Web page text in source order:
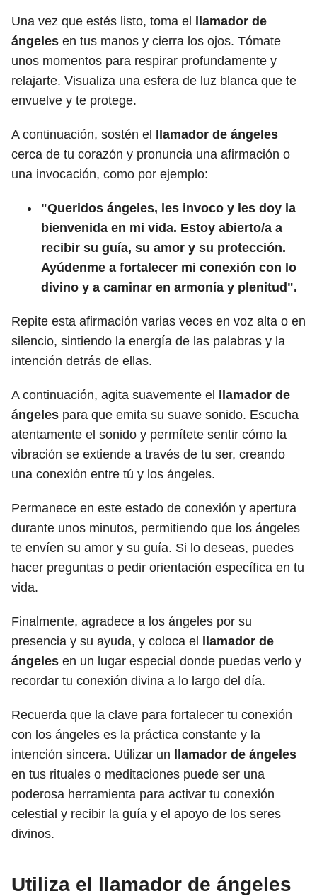
Una vez que estés listo, toma el
llamador de
ángeles en tus manos y cierra los ojos. Tómate
unos momentos para respirar profundamente y
relajarte. Visualiza una esfera de luz blanca que te
envuelve y te protege.
A continuación, sostén el
llamador de ángeles
cerca de tu corazón y pronuncia una afirmación o
una invocación, como por ejemplo:
"Queridos ángeles, les invoco y les doy la
bienvenida en mi vida. Estoy abierto/a a
recibir su guía, su amor y su protección.
Ayúdenme a fortalecer mi conexión con lo
divino y a caminar en armonía y plenitud".
Repite esta afirmación varias veces en voz alta o en
silencio, sintiendo la energía de las palabras y la
intención detrás de ellas.
A continuación, agita suavemente el
llamador de
ángeles para que emita su suave sonido. Escucha
atentamente el sonido y permítete sentir cómo la
vibración se extiende a través de tu ser, creando
una conexión entre tú y los ángeles.
Permanece en este estado de conexión y apertura
durante unos minutos, permitiendo que los ángeles
te envíen su amor y su guía. Si lo deseas, puedes
hacer preguntas o pedir orientación específica en tu
vida.
Finalmente, agradece a los ángeles por su
presencia y su ayuda, y coloca el
llamador de
ángeles en un lugar especial donde puedas verlo y
recordar tu conexión divina a lo largo del día.
Recuerda que la clave para fortalecer tu conexión
con los ángeles es la práctica constante y la
intención sincera. Utilizar un
llamador de ángeles
en tus rituales o meditaciones puede ser una
poderosa herramienta para activar tu conexión
celestial y recibir la guía y el apoyo de los seres
divinos.
Utiliza el llamador de ángeles